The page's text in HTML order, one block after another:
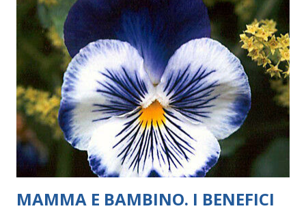
quando si tratta di relazioni al femminile, quindi tra due o
più sorelle, con dinamiche differenti in base alla differenza
di età, possono innescarsi dei meccanismi delicati di
paragone, a volte di competizione. Il pretesto per
affrontare la sfera delle relazioni tra sorelle la offrono due
top model di punta del fashion system dei nostri giorni,
Bella e Gigi Hadid, 25 e quasi 27 anni. In particolare, la più
piccola delle bellissime indossat...
MAMMA E BAMBINO. I BENEFICI